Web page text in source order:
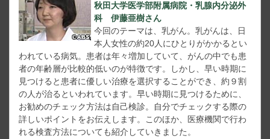
秋田大学医学部附属病院・乳腺内分泌外
科 伊藤亜樹さん
今回のテーマは、乳がん。乳がんは、日
本人女性の約20人にひとりがかかるとい
われている病気。患者は年々増加していて、がんの中でも患
者の年齢層が比較的低いのが特徴です。しかし、早い時期に
見つけると患者に優しい治療を選択することができ、約９割
の人が治るといわれています。早い時期に見つけるために、
お勧めのチェック方法は自己検診。自分でチェックする際の
詳しいポイントをお伝えします。このほか、医療機関で行わ
れる検査方法についても紹介していきました。